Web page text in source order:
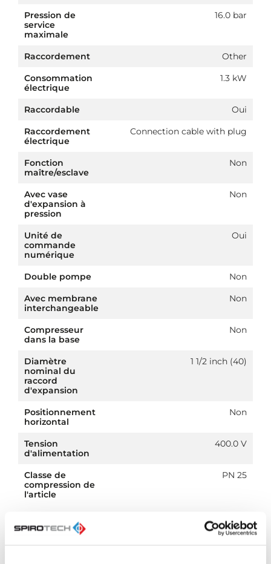
Pression de
service
maximale
16.0 bar
Raccordement
Other
Consommation
électrique
1.3 kW
Raccordable
Oui
Raccordement
électrique
Connection cable with plug
Fonction
maître/esclave
Non
Avec vase
d'expansion à
pression
Non
Unité de
commande
numérique
Oui
Double pompe
Non
Avec membrane
interchangeable
Non
Compresseur
dans la base
Non
Diamètre
nominal du
raccord
d'expansion
1 1/2 inch (40)
Positionnement
horizontal
Non
Tension
d'alimentation
400.0 V
Classe de
compression de
l'article
PN 25